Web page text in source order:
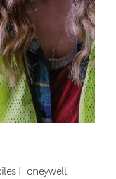
Honeywell.